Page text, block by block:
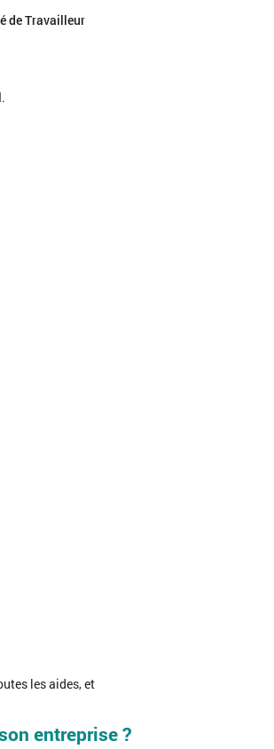
de Travailleur
.
les aides, et
entreprise ?